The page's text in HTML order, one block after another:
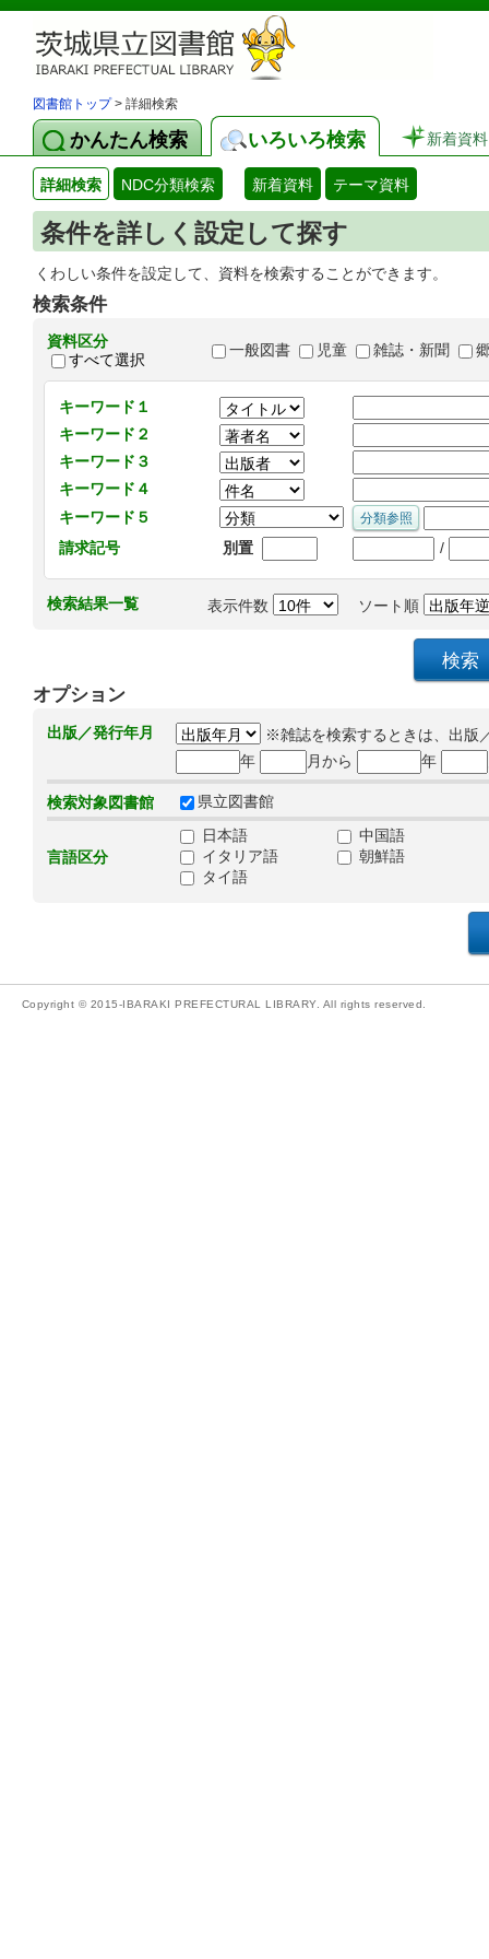
図書館トップ> 詳細検索
かんたん検索 いろいろ検索 新着資料
詳細検索 NDC分類検索 新着資料 テーマ資料
条件を詳しく設定して探す
くわしい条件を設定して、資料を検索することができます。
検索条件
資料区分
すべて選択
一般図書 児童 雑誌・新聞
キーワード１
キーワード２
キーワード３
キーワード４
キーワード５
請求記号
別置 /
検索結果一覧 表示件数 ソート順
オプション
出版／発行年月
※雑誌を検索するときは、出版
年
月から 年
検索対象図書館 県立図書館
言語区分
日本語
中国語
イタリア語
朝鮮語
タイ語
Copyright © 2015-IBARAKI PREFECTURAL LIBRARY. All rights reserved.